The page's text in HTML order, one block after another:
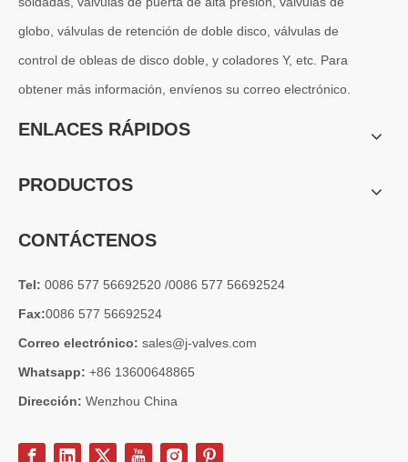
globo, válvulas de retención de doble disco, válvulas de
control de obleas de disco doble, y coladores Y, etc. Para
obtener más información, envíenos su correo electrónico.
ENLACES RÁPIDOS
PRODUCTOS
CONTÁCTENOS
Tel: 0086 577 56692520 /0086 577 56692524
Fax:0086 577 56692524
Correo electrónico: sales@j-valves.com
Whatsapp: +86 13600648865
Dirección: Wenzhou China